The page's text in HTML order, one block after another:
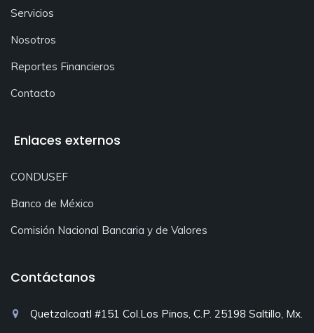
Servicios
Nosotros
Reportes Financieros
Contacto
Enlaces externos
CONDUSEF
Banco de México
Comisión Nacional Bancaria y de Valores
Contáctanos
Quetzalcoatl #151 Col.Los Pinos, C.P. 25198 Saltillo, Mx.